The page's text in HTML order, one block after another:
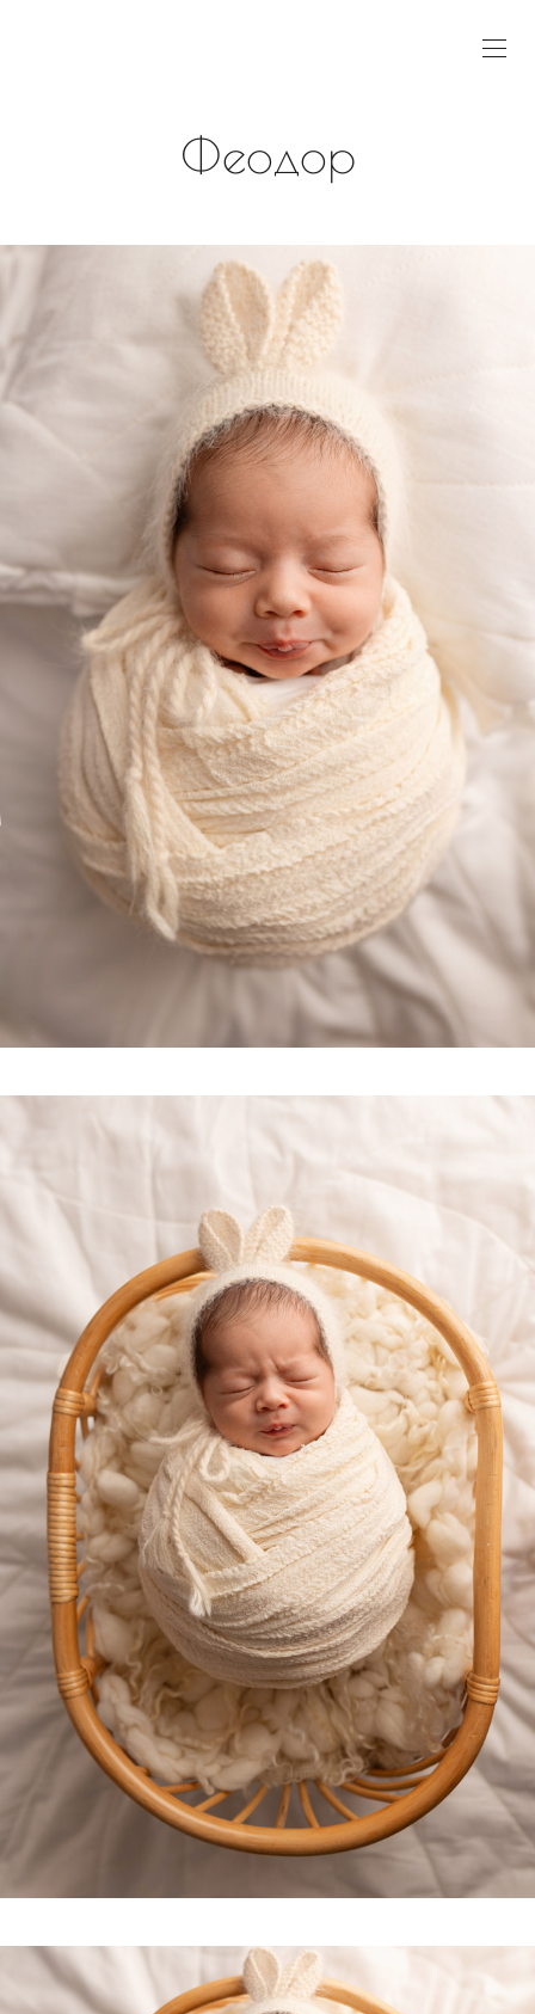
Феодор